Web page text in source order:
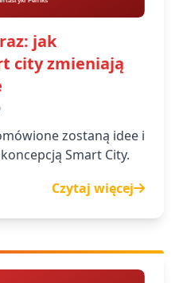
jak
city zmieniają
zostaną idee i
Smart City.
Czytaj więcej